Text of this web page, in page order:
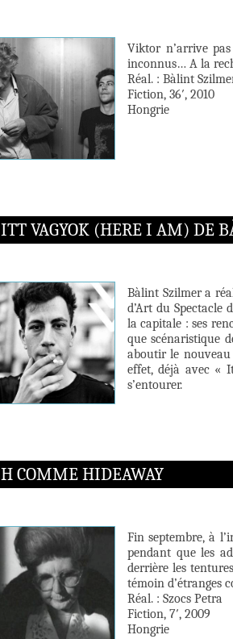
Viktor n’arrive
inconnus… A la
Réal. : Bàlint
Fiction, 36′, 2010
Hongrie
ITT VAGYOK (HERE I AM) DE
Bàlint Szilmer a
d’Art du
la capitale : ses
que scénaristique
aboutir le
effet, déjà avec «
s’entourer.
H COMME HIDEAWAY
Fin septembre, à
pendant que les
derrière les
témoin d’étranges
Réal. : Szocs Petra
Fiction, 7′, 2009
Hongrie